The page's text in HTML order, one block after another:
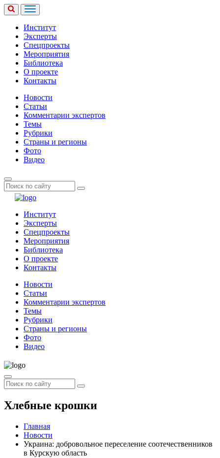
Институт
Эксперты
Спецпроекты
Мероприятия
Библиотека
О проекте
Контакты
Новости
Статьи
Комментарии экспертов
Темы
Рубрики
Страны и регионы
Фото
Видео
Институт
Эксперты
Спецпроекты
Мероприятия
Библиотека
О проекте
Контакты
Новости
Статьи
Комментарии экспертов
Темы
Рубрики
Страны и регионы
Фото
Видео
Хлебные крошки
Главная
Новости
Украина: добровольное переселение соотечественников
в Курскую область